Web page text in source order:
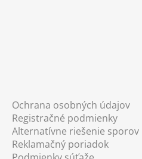
Ochrana osobných údajov
Registračné podmienky
Alternatívne riešenie sporov
Reklamačný poriadok